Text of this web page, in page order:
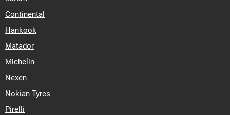
Continental
Hankook
Matador
Michelin
Nexen
Nokian Tyres
Pirelli